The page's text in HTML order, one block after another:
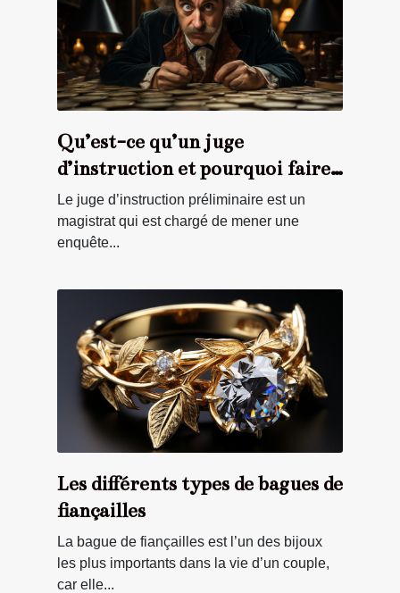
Qu’est-ce qu’un juge
d’instruction et pourquoi faire
appel à lui ?
Le juge d’instruction préliminaire est un
magistrat qui est chargé de mener une
enquête...
Les différents types de bagues de
fiançailles
La bague de fiançailles est l’un des bijoux
les plus importants dans la vie d’un couple,
car elle...